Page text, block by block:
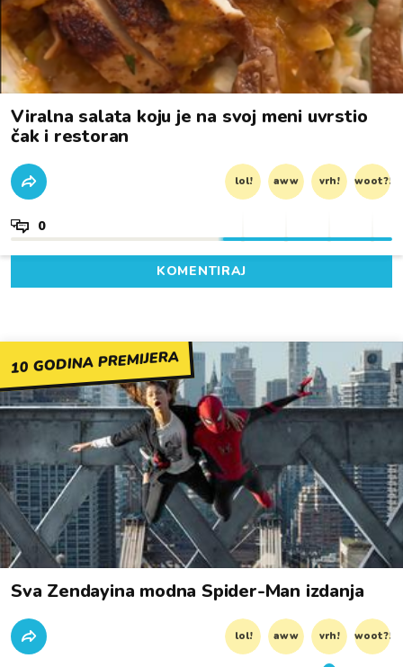
Viralna salata koju je na svoj meni uvrstio
čak i restoran
lol! aww vrh! woot?!
0
KOMENTIRAJ
10 GODINA PREMIJERA
Sva Zendayina modna Spider-Man izdanja
lol! aww vrh! woot?!